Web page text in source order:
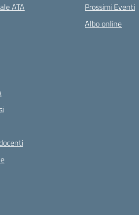
ATA
Prossimi Eventi
Albo online